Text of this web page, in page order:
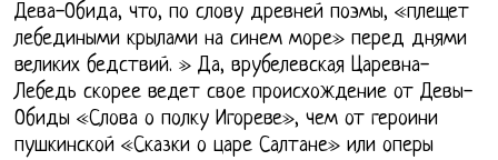
Дева-Обида, что, по слову древней поэмы, «плещет
лебедиными крылами на синем море» перед днями
великих бедствий. » Да, врубелевская Царевна-
Лебедь скорее ведет свое происхождение от Девы-
Обиды «Слова о полку Игореве», чем от героини
пушкинской «Сказки о царе Салтане» или оперы